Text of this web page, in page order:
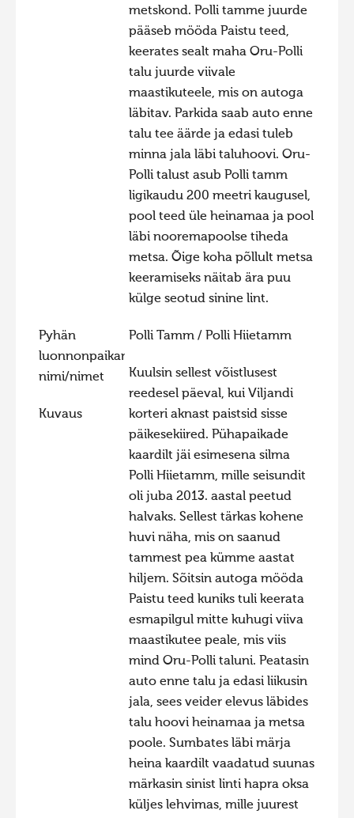
Hiite kuvavõistlus 2014
Hiite kuvavõistlus 2013
Hiite kuvavõistlus 2011
Hiite kuvavõistlus 2010
Hiite kuvavõistlus 2009
Hiite kuvavõistlus 2008
metskond. Polli tamme juurde
pääseb mööda Paistu teed,
keerates sealt maha Oru-Polli
talu juurde viivale
maastikuteele, mis on autoga
läbitav. Parkida saab auto enne
talu tee äärde ja edasi tuleb
minna jala läbi taluhoovi. Oru-
Polli talust asub Polli tamm
ligikaudu 200 meetri kaugusel,
pool teed üle heinamaa ja pool
läbi nooremapoolse tiheda
metsa. Õige koha põllult metsa
keeramiseks näitab ära puu
külge seotud sinine lint.
Pyhän
luonnonpaikan
nimi/nimet
Polli Tamm / Polli Hiietamm
Kuvaus
Kuulsin sellest võistlusest
reedesel päeval, kui Viljandi
korteri aknast paistsid sisse
päikesekiired. Pühapaikade
kaardilt jäi esimesena silma
Polli Hiietamm, mille seisundit
oli juba 2013. aastal peetud
halvaks. Sellest tärkas kohene
huvi näha, mis on saanud
tammest pea kümme aastat
hiljem. Sõitsin autoga mööda
Paistu teed kuniks tuli keerata
esmapilgul mitte kuhugi viiva
maastikutee peale, mis viis
mind Oru-Polli taluni. Peatasin
auto enne talu ja edasi liikusin
jala, sees veider elevus läbides
talu hoovi heinamaa ja metsa
poole. Sumbates läbi märja
heina kaardilt vaadatud suunas
märkasin sinist linti hapra oksa
küljes lehvimas, mille juurest